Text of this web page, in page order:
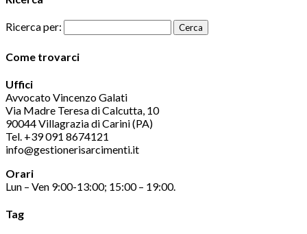
Ricerca per:
Come trovarci
Uffici
Avvocato Vincenzo Galati
Via Madre Teresa di Calcutta, 10
90044 Villagrazia di Carini (PA)
Tel. +39 091 8674121
info@gestionerisarcimenti.it
Orari
Lun – Ven 9:00-13:00; 15:00 – 19:00.
Tag